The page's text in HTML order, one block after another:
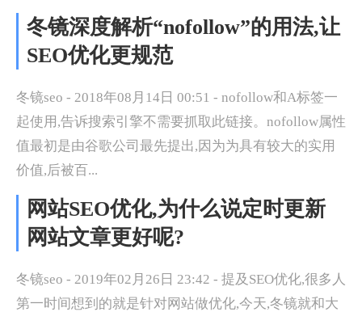
冬镜深度解析“nofollow”的用法,让
SEO优化更规范
冬镜seo - 2018年08月14日 00:51 - nofollow和A标签一
起使用,告诉搜索引擎不需要抓取此链接。nofollow属性
值最初是由谷歌公司最先提出,因为为具有较大的实用
价值,后被百...
网站SEO优化,为什么说定时更新
网站文章更好呢?
冬镜seo - 2019年02月26日 23:42 - 提及SEO优化,很多人
第一时间想到的就是针对网站做优化,今天,冬镜就和大